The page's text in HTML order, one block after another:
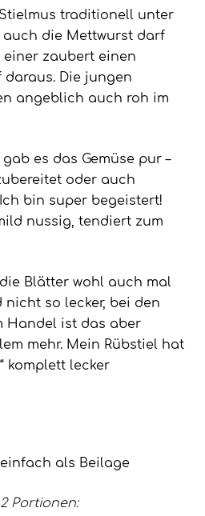
traditionell unter
die Mettwurst darf
zaubert einen
Die jungen
angeblich auch roh im
es das Gemüse pur –
oder auch
bin super begeistert!
nussig, tendiert zum
Blätter wohl auch mal
so lecker, bei den
Handel ist das aber
mehr. Mein Rübstiel hat
komplett lecker
als Beilage
Portionen: